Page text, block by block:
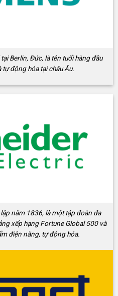
Berlin, Đức, là tên tuổi hàng đầu
động hóa tại châu Âu.
năm 1836, là một tập đoàn đa
xếp hạng Fortune Global 500 và
điện năng, tự động hóa.